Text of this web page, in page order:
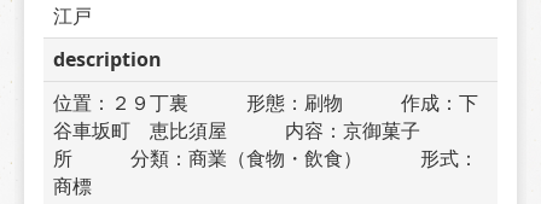
江戸
description
位置：２９丁裏　　　形態：刷物　　　作成：下
谷車坂町　恵比須屋　　　内容：京御菓子
所　　　分類：商業（食物・飲食）　　　形式：
商標